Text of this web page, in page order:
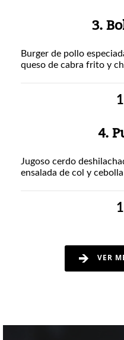
3.
Burger de pollo
queso de cabra frito y
4.
Jugoso cerdo
ensalada de col y
VER